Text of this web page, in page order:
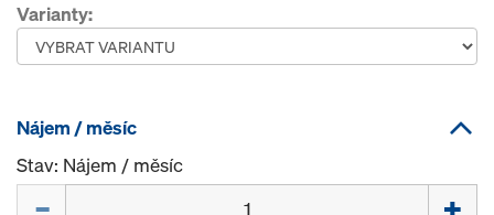
Varianty:
Nájem / měsíc
Stav: Nájem / měsíc